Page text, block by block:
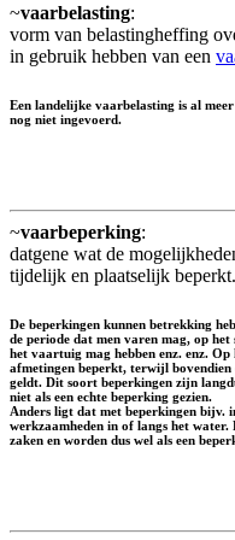
~vaarbelasting:
vorm van belastingheffing
in gebruik hebben van een
Een landelijke vaarbelasting is al
nog niet ingevoerd.
~vaarbeperking:
datgene wat de
tijdelijk en plaatselijk beperkt.
De beperkingen kunnen betrekking
de periode dat men varen mag, op
het vaartuig mag hebben enz. enz. Op
afmetingen beperkt, terwijl
geldt. Dit soort beperkingen zijn
niet als een echte beperking gezien.
Anders ligt dat met beperkingen bijv.
werkzaamheden in of langs het
zaken en worden dus wel als een